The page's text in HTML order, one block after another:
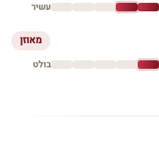
עשיר
מאוזן
בולט